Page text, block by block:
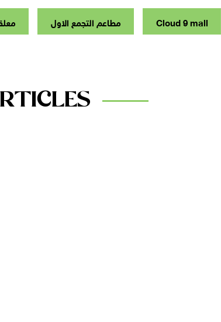
Cloud 9 mall مطاعم التجمع الاول